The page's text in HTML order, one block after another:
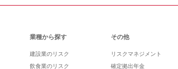
業種から探す
建設業のリスク
飲食業のリスク
その他
リスクマネジメント
確定拠出年金